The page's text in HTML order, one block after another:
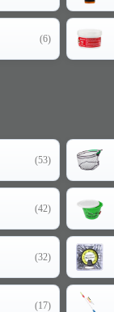
(6)
(53)
(42)
(32)
(17)